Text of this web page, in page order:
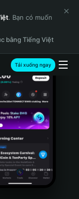
. Bạn có muốn
bằng Tiếng Việt
Tải xuống ngay